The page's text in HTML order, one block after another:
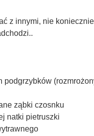
z innymi, nie
podgrzybków
ząbki czosnku
natki pietruszki